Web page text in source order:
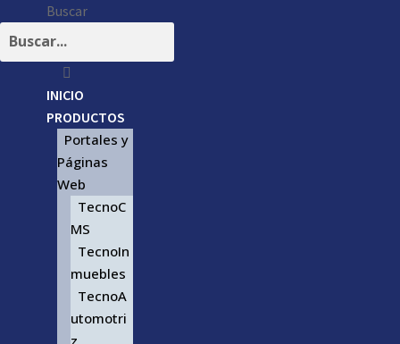
Buscar
INICIO
PRODUCTOS
Portales y
Páginas
Web
TecnoC
MS
TecnoIn
muebles
TecnoA
utomotri